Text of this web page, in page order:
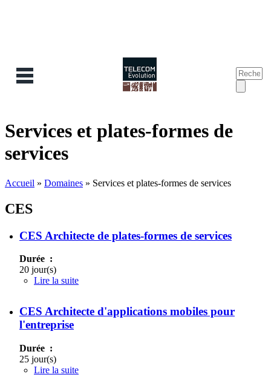
de
Services et plates-formes de
services
Accueil » Domaines » Services et plates-formes de services
CES
CES Architecte de plates-formes de services
Durée :
20 jour(s)
Lire la suite
CES Architecte d'applications mobiles pour
l'entreprise
Durée :
25 jour(s)
Lire la suite